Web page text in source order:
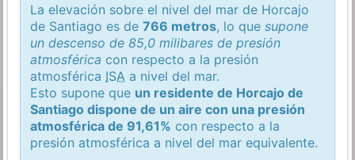
La elevación sobre el nivel del mar de Horcajo
de Santiago es de766 metros, lo quesupone
un descenso de 85,0 milibares de presión
atmosférica con respecto a la presión
atmosférica ISA a nivel del mar.
Esto supone que un residente de Horcajo de
Santiago dispone de un aire con una presión
atmosférica de 91,61% con respecto a la
presión atmosférica a nivel del mar equivalente.